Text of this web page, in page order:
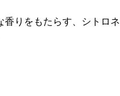
香りをもたらす、シトロネ